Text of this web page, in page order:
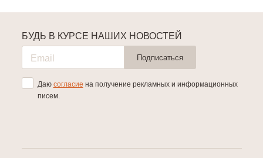
БУДЬ В КУРСЕ НАШИХ НОВОСТЕЙ
Подписаться
Даю согласие на получение рекламных и информационных
писем.